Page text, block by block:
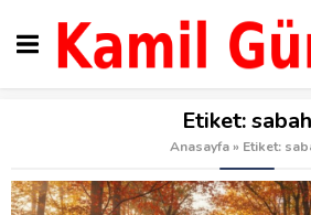
Etiket:sabah
Anasayfa» Etiket: